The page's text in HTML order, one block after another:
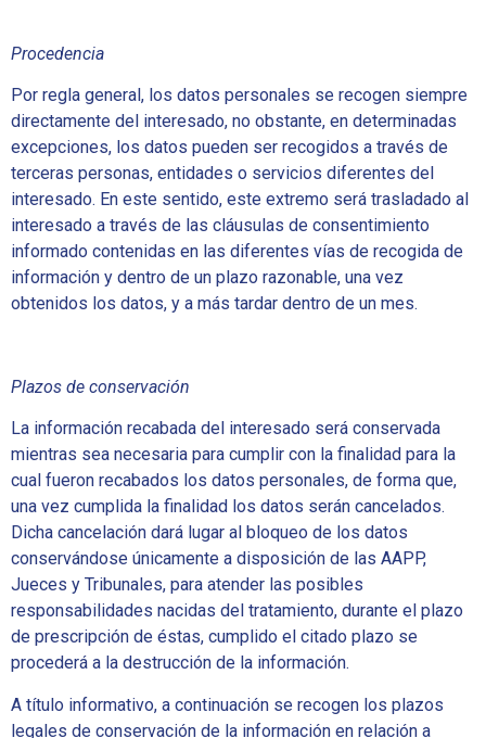
Procedencia
Por regla general, los datos personales se recogen siempre
directamente del interesado, no obstante, en determinadas
excepciones, los datos pueden ser recogidos a través de
terceras personas, entidades o servicios diferentes del
interesado. En este sentido, este extremo será trasladado al
interesado a través de las cláusulas de consentimiento
informado contenidas en las diferentes vías de recogida de
información y dentro de un plazo razonable, una vez
obtenidos los datos, y a más tardar dentro de un mes.
Plazos de conservación
La información recabada del interesado será conservada
mientras sea necesaria para cumplir con la finalidad para la
cual fueron recabados los datos personales, de forma que,
una vez cumplida la finalidad los datos serán cancelados.
Dicha cancelación dará lugar al bloqueo de los datos
conservándose únicamente a disposición de las AAPP,
Jueces y Tribunales, para atender las posibles
responsabilidades nacidas del tratamiento, durante el plazo
de prescripción de éstas, cumplido el citado plazo se
procederá a la destrucción de la información.
A título informativo, a continuación se recogen los plazos
legales de conservación de la información en relación a